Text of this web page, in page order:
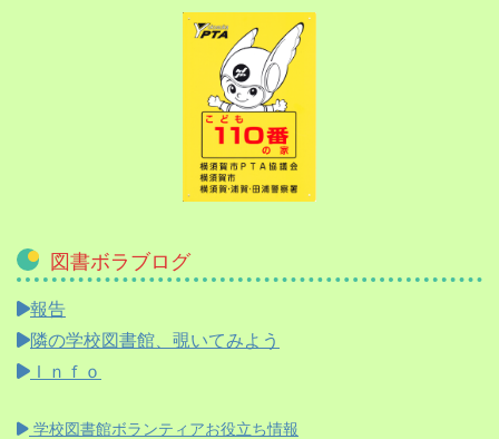
図書ボラブログ
報告
隣の学校図書館、覗いてみよう
Ｉｎｆｏ
学校図書館ボランティアお役立ち情報